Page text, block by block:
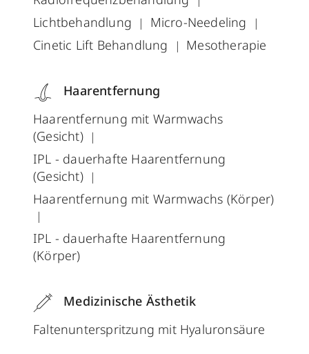
Lichtbehandlung
Micro-Needeling
Cinetic Lift Behandlung
Mesotherapie
Haarentfernung
Haarentfernung mit Warmwachs
(Gesicht)
IPL - dauerhafte Haarentfernung
(Gesicht)
Haarentfernung mit Warmwachs (Körper)
IPL - dauerhafte Haarentfernung
(Körper)
Medizinische Ästhetik
Faltenunterspritzung mit Hyaluronsäure